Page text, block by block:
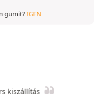
gumit?IGEN
kiszállítás